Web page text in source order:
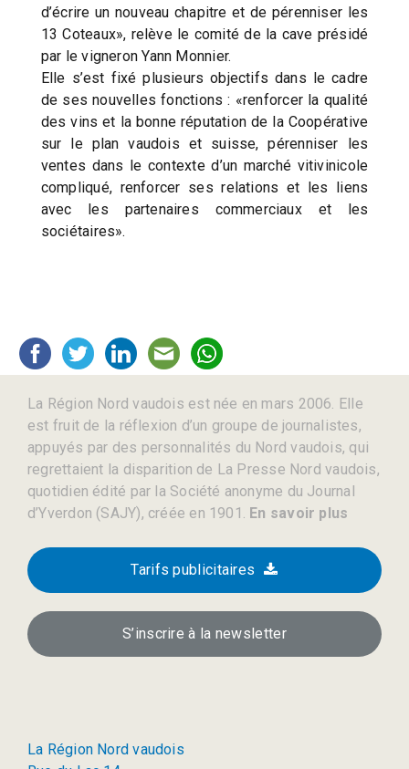
d’écrire un nouveau chapitre et de pérenniser les
13 Coteaux», relève le comité de la cave présidé
par le vigneron Yann Monnier.
Elle s’est fixé plusieurs objectifs dans le cadre
de ses nouvelles fonctions : «renforcer la qualité
des vins et la bonne réputation de la Coopérative
sur le plan vaudois et suisse, pérenniser les
ventes dans le contexte d’un marché vitivinicole
compliqué, renforcer ses relations et les liens
avec les partenaires commerciaux et les
sociétaires».
La Région Nord vaudois est née en mars 2006. Elle
est fruit de la réflexion d’un groupe de journalistes,
appuyés par des personnalités du Nord vaudois, qui
regrettaient la disparition de La Presse Nord vaudois,
quotidien édité par la Société anonyme du Journal
d’Yverdon (SAJY), créée en 1901. En savoir plus
Tarifs publicitaires
S’inscrire à la newsletter
La Région Nord vaudois